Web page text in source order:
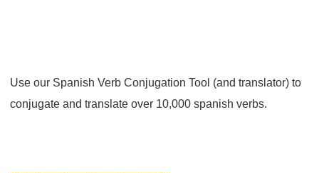
Use our Spanish Verb Conjugation Tool (and translator) to
conjugate and translate over 10,000 spanish verbs.